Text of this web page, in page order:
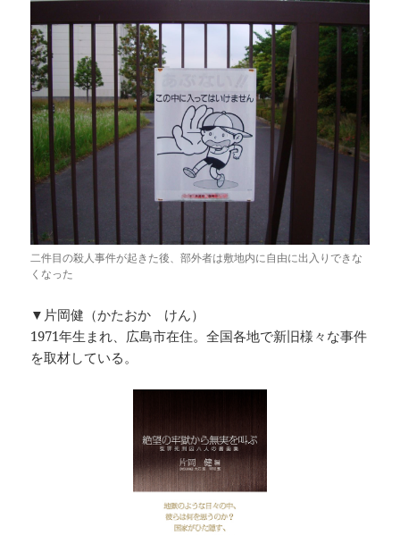
二件目の殺人事件が起きた後、部外者は敷地内に自由に出入りできな
くなった
▼片岡健（かたおか けん）
1971年生まれ、広島市在住。全国各地で新旧様々な事件
を取材している。